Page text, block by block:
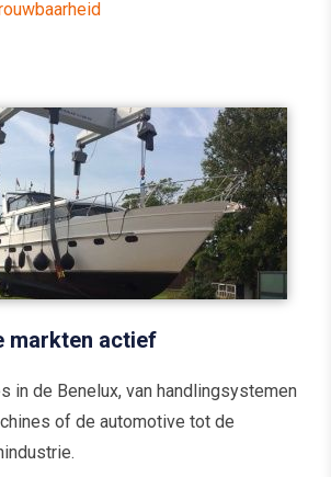
markten actief
in de Benelux, van handlingsystemen
of de automotive tot de